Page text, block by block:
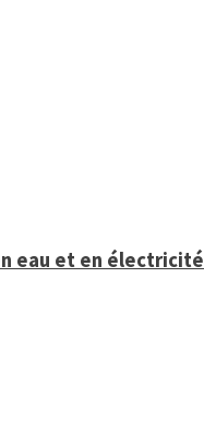
eau et en électricité